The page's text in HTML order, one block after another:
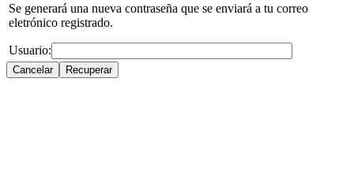
Se generará una nueva contraseña que se enviará a tu correo
eletrónico registrado.
Usuario: